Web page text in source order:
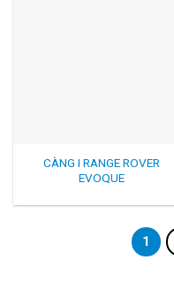
CÀNG I RANGE ROVER
EVOQUE
1